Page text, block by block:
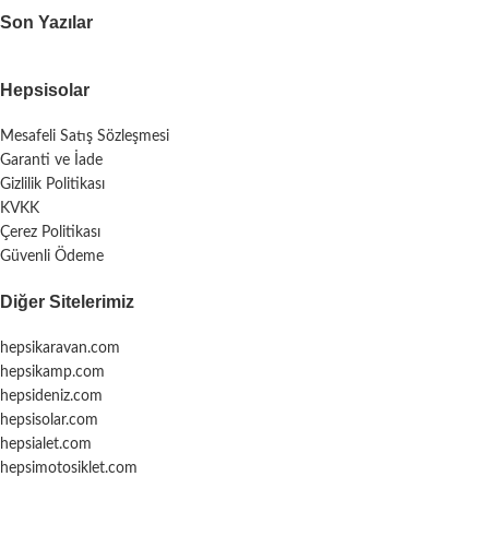
Son Yazılar
Hepsisolar
Mesafeli Satış Sözleşmesi
Garanti ve İade
Gizlilik Politikası
KVKK
Çerez Politikası
Güvenli Ödeme
Diğer Sitelerimiz
hepsikaravan.com
hepsikamp.com
hepsideniz.com
hepsisolar.com
hepsialet.com
hepsimotosiklet.com